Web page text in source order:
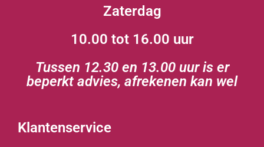
Zaterdag
10.00 tot 16.00 uur
Tussen 12.30 en 13.00 uur is er
beperkt advies, afrekenen kan wel
Klantenservice